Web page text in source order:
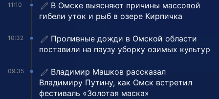
11:10
В Омске выясняют причины массовой
гибели уток и рыб в озере Кирпичка
10:32
Проливные дожди в Омской области
поставили на паузу уборку озимых культур
09:35
Владимир Машков рассказал
Владимиру Путину, как Омск встретил
фестиваль «Золотая маска»